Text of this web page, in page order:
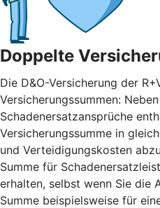
Doppelte
Die D&O-Versicherung der
Versicherungssummen:
Schadenersatzansprüche
Versicherungssumme in
und Verteidigungskosten
Summe für
erhalten, selbst wenn Sie die
Summe beispielsweise für